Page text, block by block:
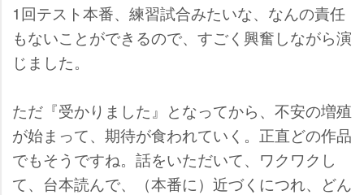
1回テスト本番、練習試合みたいな、なんの責任
もないことができるので、すごく興奮しながら演
じました。
ただ『受かりました』となってから、不安の増殖
が始まって、期待が食われていく。正直どの作品
でもそうですね。話をいただいて、ワクワクし
て、台本読んで、（本番に）近づくにつれ、どん